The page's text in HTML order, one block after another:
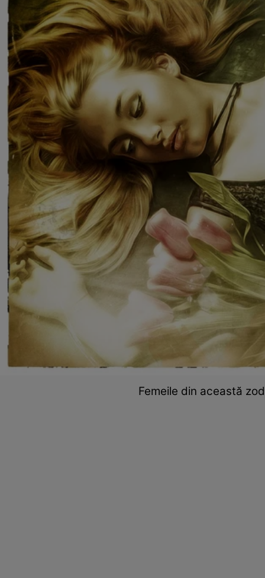
Femeile din această